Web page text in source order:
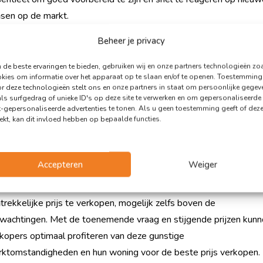
Beheer je privacy
de beste ervaringen te bieden, gebruiken wij en onze partners technologieën
om informatie over het apparaat op te slaan en/of te openen. Toestemming
deze technologieën stelt ons en onze partners in staat om persoonlijke
surfgedrag of unieke ID's op deze site te verwerken en om gepersonaliseerde
gepersonaliseerde advertenties te tonen. Als u geen toestemming geeft of deze
kan dit invloed hebben op bepaalde functies.
Accepteren Weiger
op de markt.
betekent dit voor woning
woningverkopers betekent de recente stijging van de
marktsituatie. De gemiddelde verkoopprijs van een
is in juli gestegen naar ruim €457.000, en de concurrentie
prijs te verkopen, mogelijk zelfs boven de
Met de toenemende vraag en stijgende prijzen
optimaal profiteren van deze gunstige
en hun woning voor de beste prijs verkopen.